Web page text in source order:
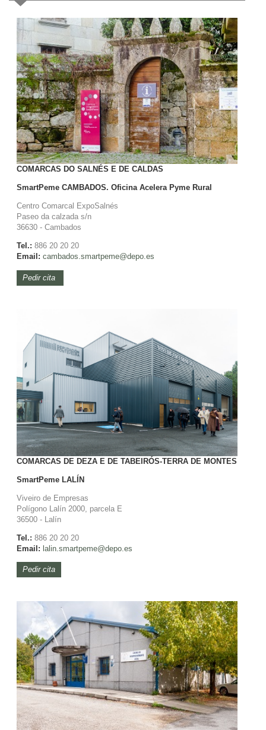
COMARCAS DO SALNÉS E DE CALDAS
SmartPeme CAMBADOS. Oficina Acelera Pyme Rural
Centro Comarcal ExpoSalnés
Paseo da calzada s/n
36630 - Cambados
Tel.: 886 20 20 20
Email: cambados.smartpeme@depo.es
Pedir cita
COMARCAS DE DEZA E DE TABEIRÓS-TERRA DE MONTES
SmartPeme LALÍN
Viveiro de Empresas
Polígono Lalín 2000, parcela E
36500 - Lalín
Tel.: 886 20 20 20
Email: lalin.smartpeme@depo.es
Pedir cita